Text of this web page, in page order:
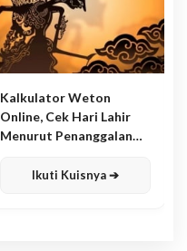
Kalkulator Weton
Online, Cek Hari Lahir
Menurut Penanggalan
Ikuti Kuisnya ➔